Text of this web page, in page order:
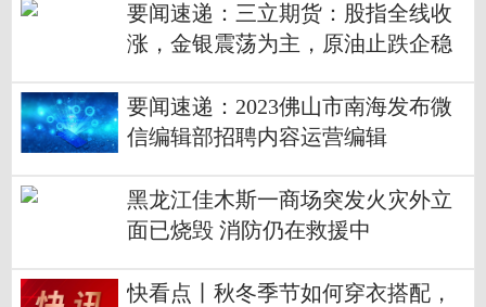
要闻速递：三立期货：股指全线收
涨，金银震荡为主，原油止跌企稳
要闻速递：2023佛山市南海发布微
信编辑部招聘内容运营编辑
黑龙江佳木斯一商场突发火灾外立
面已烧毁 消防仍在救援中
快看点丨秋冬季节如何穿衣搭配，